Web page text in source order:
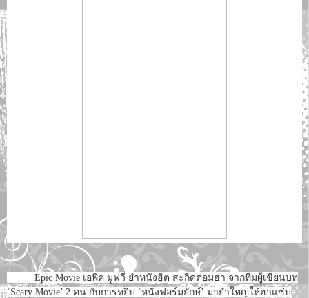
Epic Movie เอพิค มูฟวี่ ยำหนังฮิต สะกิดต่อมฮา จากทีมผู้เขียนบท
‘Scary Movie’ 2 คน กับการหยิบ ‘หนังฟอร์มยักษ์’ มายำใหญ่ให้ฮาแซ่บ